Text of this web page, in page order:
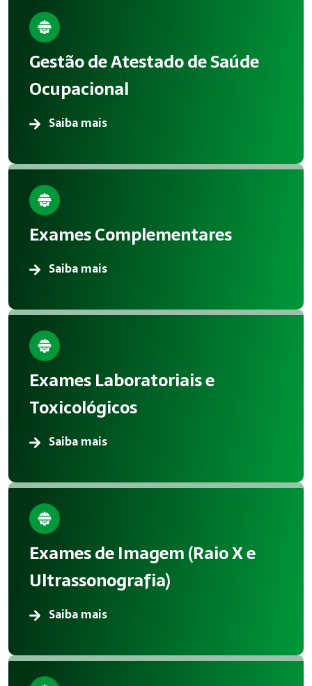
Gestão de Atestado de Saúde
Ocupacional
Saiba mais
Exames Complementares
Saiba mais
Exames Laboratoriais e
Toxicológicos
Saiba mais
Exames de Imagem (Raio X e
Ultrassonografia)
Saiba mais